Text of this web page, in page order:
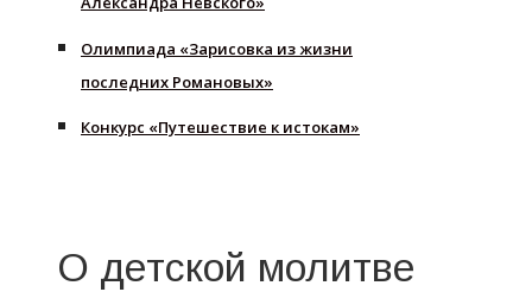
Олимпиада «Зарисовка из жизни
последних Романовых»
Конкурс «Путешествие к истокам»
О детской молитве